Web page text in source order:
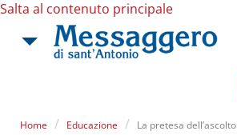
Salta al contenuto principale
Home Educazione La pretesa dell’ascolto